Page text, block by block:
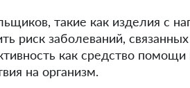
такие как изделия с
риск заболеваний,
как средство
на организм.